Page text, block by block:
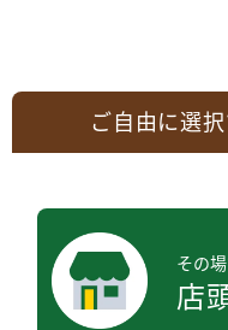
ご自由に選
その
店